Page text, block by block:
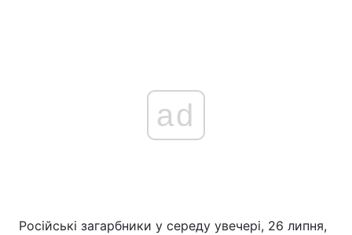
ad
Російські загарбники у середу увечері, 26 липня,